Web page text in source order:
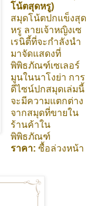
โน้ตสุดหรู)
สมุดโน้ตปกแข็งสุด
หรู ลายเจ้าหญิงเซ
เรนิตี้ที่จะกำลังนำ
มาจัดแสดงที่
พิพิธภัณฑ์เซเลอร์
มูนในนาโงย่า การ
ดีไซน์ปกสมุดเล่มนี้
จะมีความแตกต่าง
จากสมุดที่ขายใน
ร้านค้าใน
พิพิธภัณฑ์
ราคา: ซื้อล่วงหน้า